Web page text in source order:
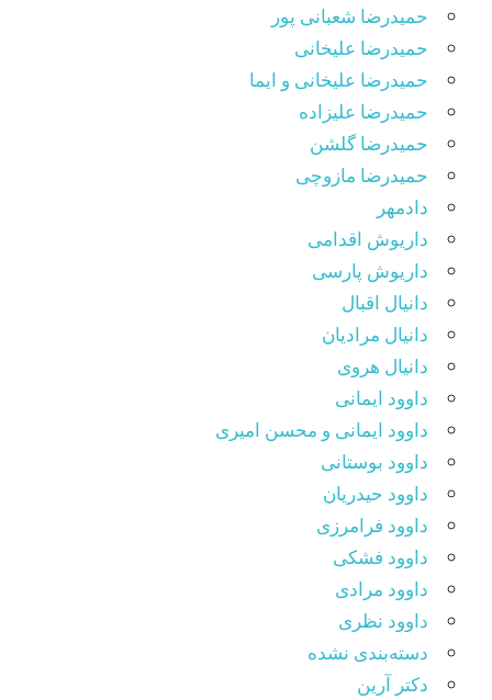
حمیدرضا شعبانی پور
حمیدرضا علیخانی
حمیدرضا علیخانی و ایما
حمیدرضا علیزاده
حمیدرضا گلشن
حمیدرضا مازوچی
دادمهر
داریوش اقدامی
داریوش پارسی
دانیال اقبال
دانیال مرادیان
دانیال هروی
داوود ایمانی
داوود ایمانی و محسن امیری
داوود بوستانی
داوود حیدریان
داوود فرامرزی
داوود فشکی
داوود مرادی
داوود نظری
دسته‌بندی نشده
دکتر آرین